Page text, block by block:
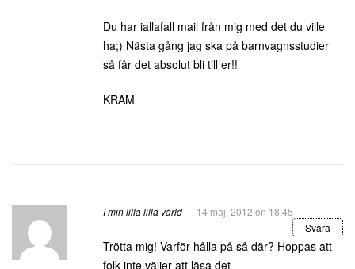
Du har iallafall mail från mig med det du ville
ha;) Nästa gång jag ska på barnvagnsstudier
så får det absolut bli till er!!
KRAM
I min lilla lilla värld
14 maj, 2012 on 18:45
Svara
Trötta mig! Varför hålla på så där? Hoppas att
folk inte väljer att läsa det